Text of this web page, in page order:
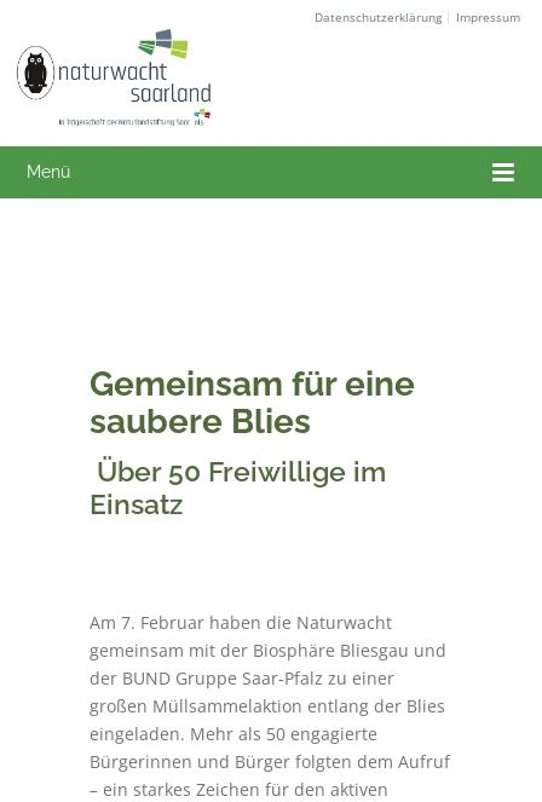
Datenschutzerklärung | Impressum
Menü
Gemeinsam für eine
saubere Blies
Über 50 Freiwillige im
Einsatz
Am 7. Februar haben die Naturwacht
gemeinsam mit der Biosphäre Bliesgau und
der BUND Gruppe Saar-Pfalz zu einer
großen Müllsammelaktion entlang der Blies
eingeladen. Mehr als 50 engagierte
Bürgerinnen und Bürger folgten dem Aufruf
– ein starkes Zeichen für den aktiven